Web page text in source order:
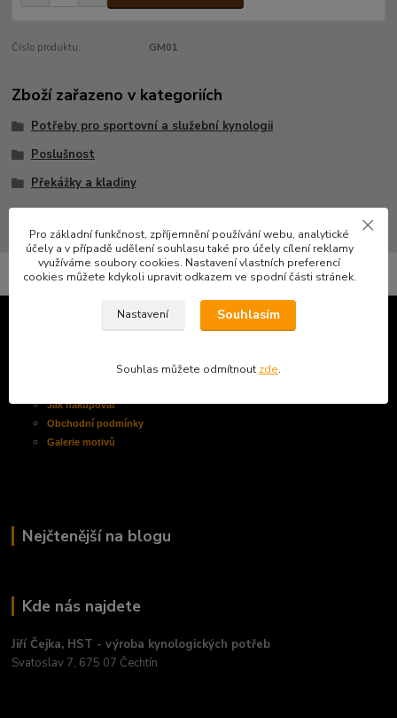
Číslo produktu: GM01
Zboží zařazeno v kategoriích
Potřeby pro sportovní a služební kynologii
Poslušnost
Překážky a kladiny
Jak nakupovat
Obchodnípodmínky
Galerie motivů
Nejčtenější na blogu
Kde nás najdete
Jiří Čejka, HST - výroba kynologických potřeb
Svatoslav 7, 675 07 Čechtín
Pro základní funkčnost, zpříjemnění používání webu, analytické
účely a v případě udělení souhlasu také pro účely cílení reklamy
využíváme soubory cookies. Nastavení vlastních preferencí
cookies můžete kdykoli upravit odkazem ve spodní části stránek.
Nastavení Souhlasím
Souhlas můžete odmítnout zde.